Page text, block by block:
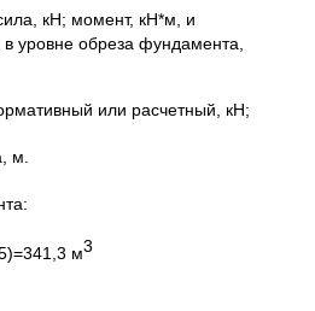
кН; момент, кН*м, и
в уровне обреза фундамента,
или расчетный, кН;
м.
м3